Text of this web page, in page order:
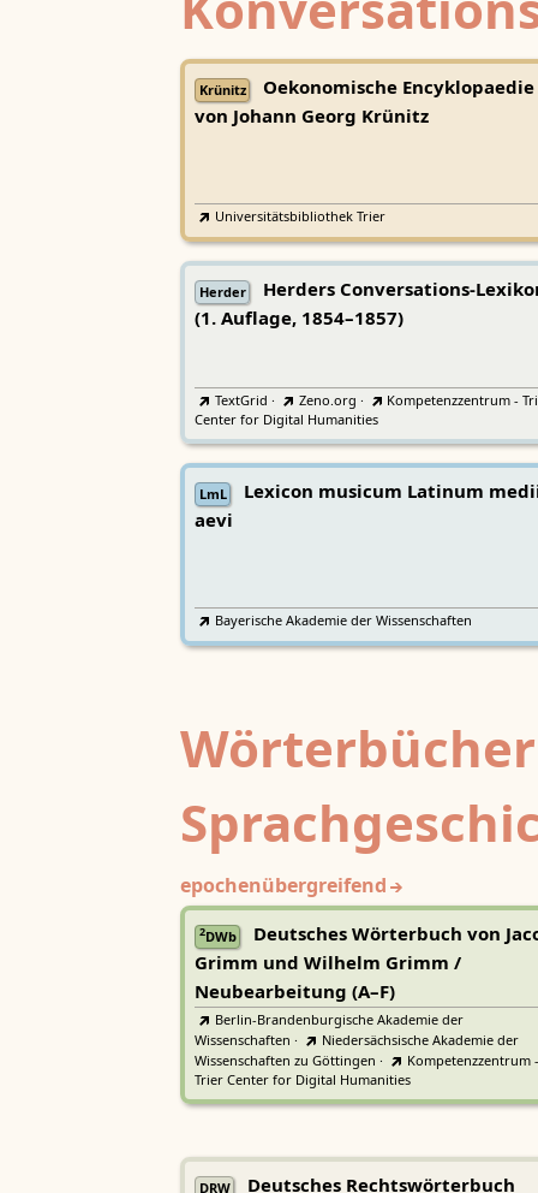
Krünitz
Oekonomische Encyklopaedie
von Johann Georg Krünitz
Universitätsbibliothek Trier
Herder
Herders Conversations-
(1. Auflage, 1854–1857)
TextGrid · Zeno.org ·
Kompetenzzentrum -
Center for Digital Humanities
LmL
Lexicon musicum Latinum
aevi
Bayerische Akademie der Wissenschaften
epochenübergreifend
2DWb
Deutsches Wörterbuch von
Grimm und Wilhelm Grimm /
Neubearbeitung (A–F)
Berlin-Brandenburgische Akademie der
Wissenschaften ·
Niedersächsische Akademie der
Wissenschaften zu Göttingen ·
Kompetenzzentrum -
Trier Center for Digital Humanities
DRW Deutsches Rechtswörterbuch